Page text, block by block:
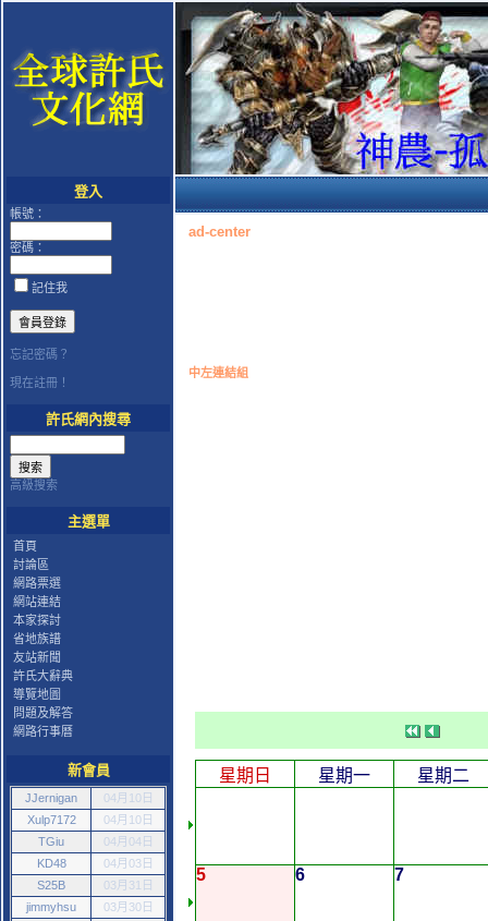
登入
帳號：
密碼：
記住我
忘記密碼？
現在註冊！
許氏網內搜尋
高級搜索
主選單
首頁
討論區
網路票選
網站連結
本家探討
省地族譜
友站新聞
許氏大辭典
導覽地圖
問題及解答
網路行事曆
新會員
JJernigan
04月10日
Xulp7172
04月10日
TGiu
04月04日
KD48
04月03日
S25B
03月31日
jimmyhsu
03月30日
ad-center
中左連結組
星期日 星期一 星期二
5 6 7